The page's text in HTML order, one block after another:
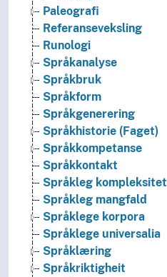
Paleografi
Referanseveksling
Runologi
Språkanalyse
Språkbruk
Språkform
Språkgenerering
Språkhistorie (Faget)
Språkkompetanse
Språkkontakt
Språkleg kompleksitet
Språkleg mangfald
Språklege korpora
Språklege universalia
Språklæring
Språkriktigheit